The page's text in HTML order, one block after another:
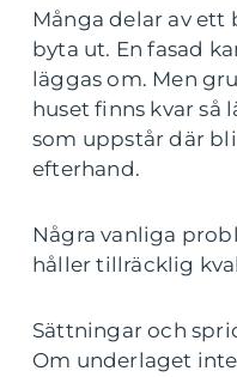
Många delar av ett
byta ut. En fasad
läggas om. Men
huset finns kvar så
som uppstår där
efterhand.
Några vanliga
håller tillräcklig
Sättningar och
Om underlaget